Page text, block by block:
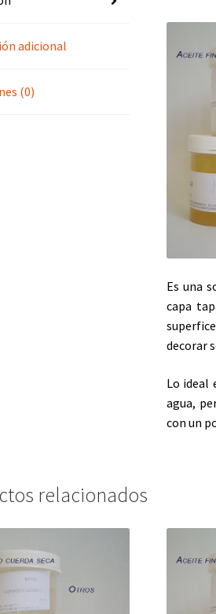
adicional
(0)
Es una
capa
decorar
Lo ideal
agua,
con un
relacionados